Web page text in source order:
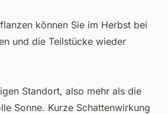
können Sie im Herbst bei
und die Teilstücke wieder
Standort, also mehr als die
Sonne. Kurze Schattenwirkung